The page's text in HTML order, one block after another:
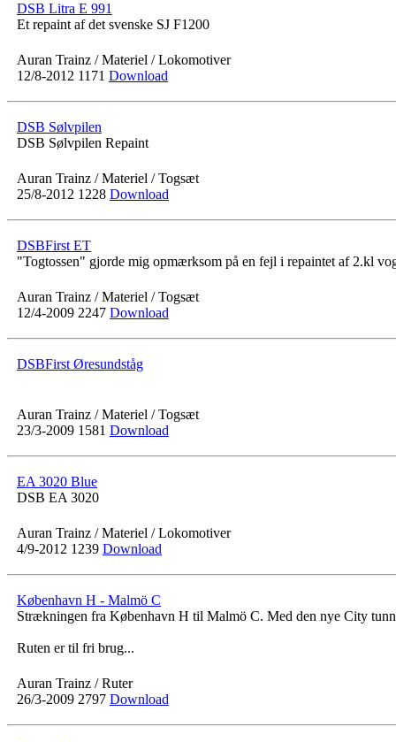
DSB Litra E 991
Et repaint af det svenske SJ F1200
Auran Trainz / Materiel / Lokomotiver
12/8-2012 1171 Download
DSB Sølvpilen
DSB Sølvpilen Repaint
Auran Trainz / Materiel / Togsæt
25/8-2012 1228 Download
DSBFirst ET
"Togtossen" gjorde mig opmærksom på en fejl i repaintet af 2.kl
Auran Trainz / Materiel / Togsæt
12/4-2009 2247 Download
DSBFirst Øresundståg
Auran Trainz / Materiel / Togsæt
23/3-2009 1581 Download
EA 3020 Blue
DSB EA 3020
Auran Trainz / Materiel / Lokomotiver
4/9-2012 1239 Download
København H - Malmö C
Strækningen fra København H til Malmö C. Med den nye City
Ruten er til fri brug...
Auran Trainz / Ruter
26/3-2009 2797 Download